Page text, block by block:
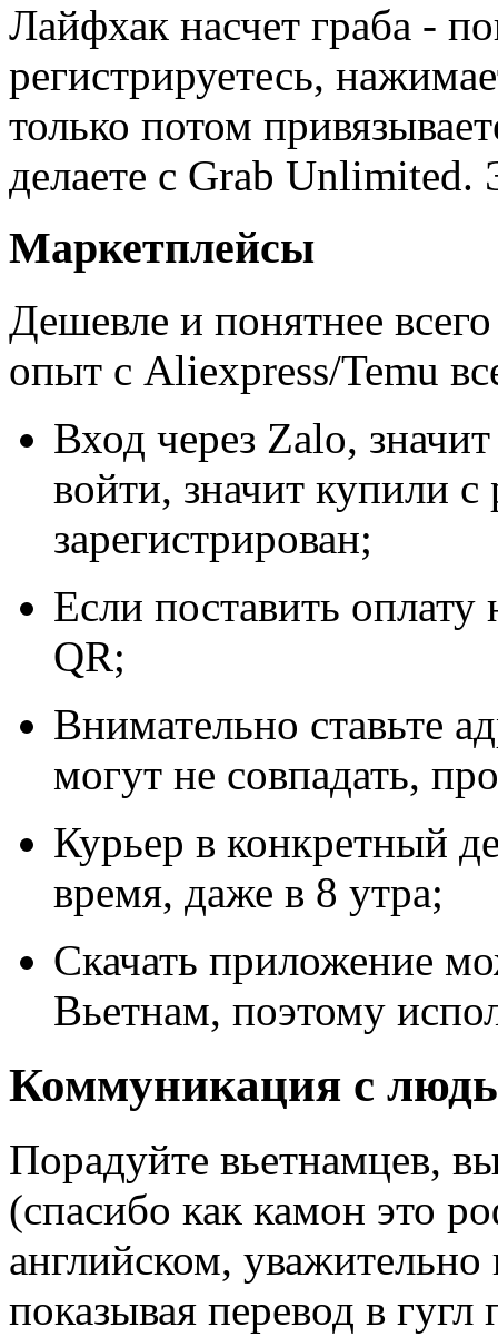
Лайфхак насчет граба -
регистрируетесь,
только потом
делаете с Grab Unlimited.
Маркетплейсы
Дешевле и понятнее
опыт с Aliexpress/Temu
Вход через Zalo,
войти, значит купили
зарегистрирован;
Если поставить
QR;
Внимательно ставьте
могут не совпадать,
Курьер в конкретный
время, даже в 8 утра;
Скачать приложение
Вьетнам, поэтому
Коммуникация с
Порадуйте вьетнамцев,
(спасибо как камон это
английском,
показывая перевод в